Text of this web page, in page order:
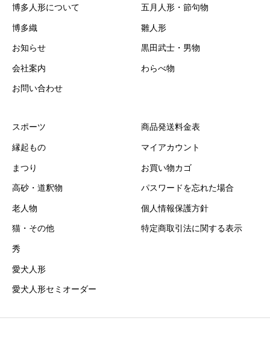
博多人形について
博多織
お知らせ
会社案内
お問い合わせ
五月人形・節句物
雛人形
黒田武士・男物
わらべ物
スポーツ
縁起もの
まつり
高砂・道釈物
老人物
猫・その他
秀
愛犬人形
愛犬人形セミオーダー
商品発送料金表
マイアカウント
お買い物カゴ
パスワードを忘れた場合
個人情報保護方針
特定商取引法に関する表示